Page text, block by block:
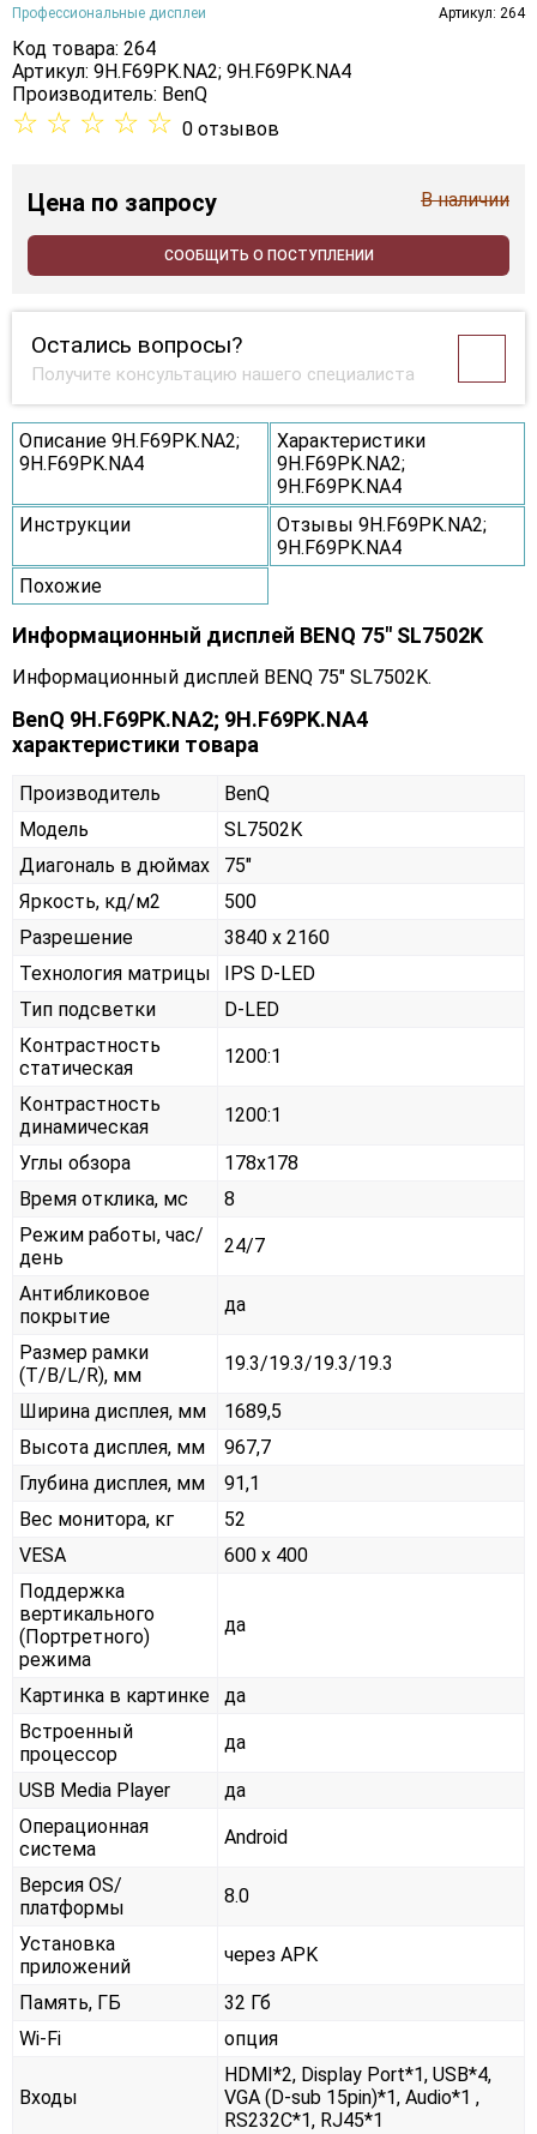
Профессиональные дисплеи Артикул: 264
Код товара: 264
Артикул: 9H.F69PK.NA2; 9H.F69PK.NA4
Производитель: BenQ
☆ ☆ ☆ ☆ ☆ 0 отзывов
Цена по запросу В наличии
СООБЩИТЬ О ПОСТУПЛЕНИИ
Остались вопросы?
Получите консультацию нашего специалиста
Описание 9H.F69PK.NA2;
9H.F69PK.NA4
Характеристики
9H.F69PK.NA2;
9H.F69PK.NA4
Инструкции
Отзывы 9H.F69PK.NA2;
9H.F69PK.NA4
Похожие
Информационный дисплей BENQ 75" SL7502K
Информационный дисплей BENQ 75" SL7502K.
BenQ 9H.F69PK.NA2; 9H.F69PK.NA4
характеристики товара
Производитель
BenQ
Модель
SL7502K
Диагональ в дюймах
75"
Яркость, кд/м2
500
Разрешение
3840 x 2160
Технология матрицы
IPS D-LED
Тип подсветки
D-LED
Контрастность
статическая
1200:1
Контрастность
динамическая
1200:1
Углы обзора
178x178
Время отклика, мс
8
Режим работы, час/
день
24/7
Антибликовое
покрытие
да
Размер рамки
(T/B/L/R), мм
19.3/19.3/19.3/19.3
Ширина дисплея, мм
1689,5
Высота дисплея, мм
967,7
Глубина дисплея, мм
91,1
Вес монитора, кг
52
VESA
600 x 400
Поддержка
вертикального
(Портретного)
режима
да
Картинка в картинке
да
Встроенный
процессор
да
USB Media Player
да
Операционная
система
Android
Версия OS/
платформы
8.0
Установка
приложений
через APK
Память, ГБ
32 Гб
Wi-Fi
опция
Входы
HDMI*2, Display Port*1, USB*4,
VGA (D-sub 15pin)*1, Audio*1 ,
RS232С*1, RJ45*1